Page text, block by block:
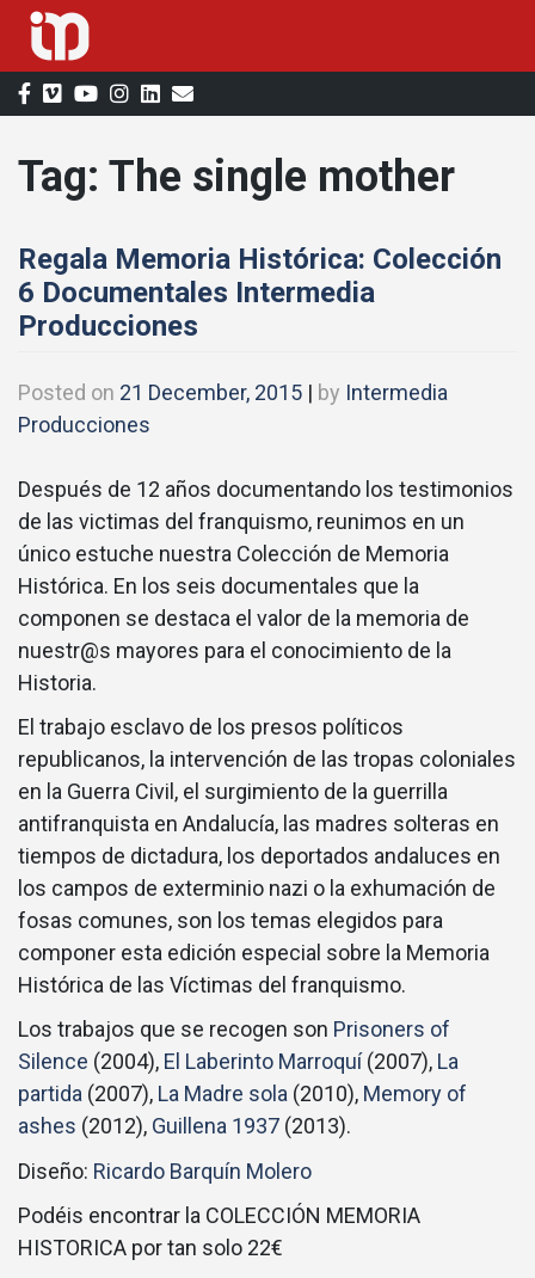
Skip
to
Tag: The single mother
Regala Memoria Histórica: Colección
6 Documentales Intermedia
Producciones
Posted on 21 December, 2015 | by Intermedia
Producciones
Después de 12 años documentando los testimonios
de las victimas del franquismo, reunimos en un
único estuche nuestra Colección de Memoria
Histórica. En los seis documentales que la
componen se destaca el valor de la memoria de
nuestr@s mayores para el conocimiento de la
Historia.
El trabajo esclavo de los presos políticos
republicanos, la intervención de las tropas coloniales
en la Guerra Civil, el surgimiento de la guerrilla
antifranquista en Andalucía, las madres solteras en
tiempos de dictadura, los deportados andaluces en
los campos de exterminio nazi o la exhumación de
fosas comunes, son los temas elegidos para
componer esta edición especial sobre la Memoria
Histórica de las Víctimas del franquismo.
Los trabajos que se recogen son Prisoners of
Silence (2004), El Laberinto Marroquí(2007), La
partida (2007), La Madre sola (2010), Memory of
ashes (2012), Guillena 1937 (2013).
Diseño: Ricardo Barquín Molero
Podéis encontrar la COLECCIÓN MEMORIA
HISTORICA por tan solo 22€